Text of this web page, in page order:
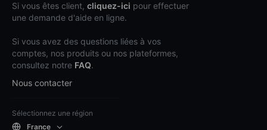
Si vous êtes client, cliquez-ici pour effectuer
une demande d'aide en ligne.
Si vous avez des questions liées à vos
comptes, nos produits ou nos plateformes,
consultez notre FAQ.
Nous contacter
Sélectionnez une région
France